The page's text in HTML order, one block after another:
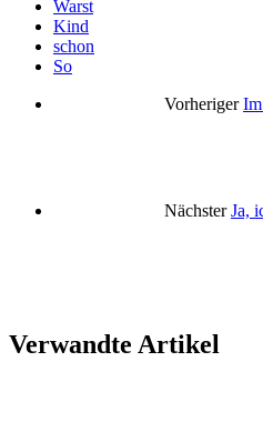
Warst
Kind
schon
So
Vorheriger
Nächster Ja,
Verwandte Artikel